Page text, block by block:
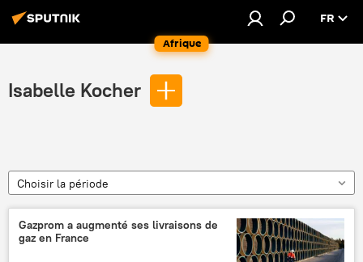
Afrique
FR
Isabelle Kocher
Choisir la période
Gazprom a augmenté ses livraisons de
gaz en France